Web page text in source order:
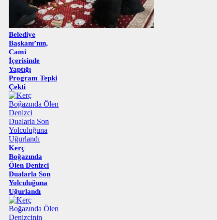
Belediye
Başkanı’nın,
Cami
İçerisinde
Yaptığı
Program Tepki
Çekti
Kerç
Boğazında
Ölen Denizci
Dualarla Son
Yolculuğuna
Uğurlandı